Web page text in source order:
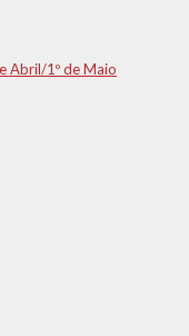
Abril/1º de Maio